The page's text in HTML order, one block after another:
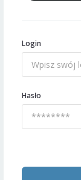
Login
Hasło